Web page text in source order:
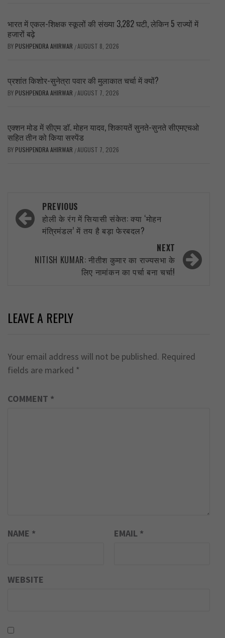
भारत में एकल-शिक्षक स्कूलों की संख्या 3,282 घटी, लेकिन 5 राज्यों में
हजारों बढ़े
BY PUSHPENDRA AHIRWAR /AUGUST 8, 2026
प्रशांत किशोर-सुनेत्रा पवार की मुलाकात चर्चा में क्यों?
BY PUSHPENDRA AHIRWAR /AUGUST 7, 2026
एक्शन मोड में सीएम डॉ. मोहन यादव, शिकायतें सुनते-सुनते सीएमएचओ
सहित तीन को किया सस्पेंड
BY PUSHPENDRA AHIRWAR /AUGUST 7, 2026
Post
navigation
PREVIOUS
होली के रंग में सियासी संकेत: क्या ‘मोहन
मंत्रिमंडल’ में तय है बड़ा फेरबदल?
NEXT
NITISH KUMAR: नीतीश कुमार का राज्यसभा के
लिए नामांकन का पर्चा बना चर्चा!
LEAVE A REPLY
Your email address will not be published. Required
fields are marked *
COMMENT *
NAME * EMAIL *
WEBSITE